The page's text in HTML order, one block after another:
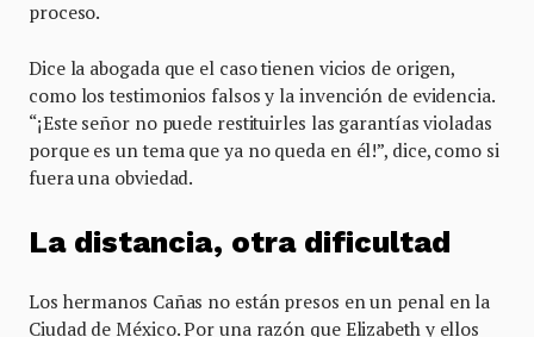
proceso.
Dice la abogada que el caso tienen vicios de origen,
como los testimonios falsos y la invención de evidencia.
“¡Este señor no puede restituirles las garantías violadas
porque es un tema que ya no queda en él!”, dice, como si
fuera una obviedad.
La distancia, otra dificultad
Los hermanos Cañas no están presos en un penal en la
Ciudad de México. Por una razón que Elizabeth y ellos